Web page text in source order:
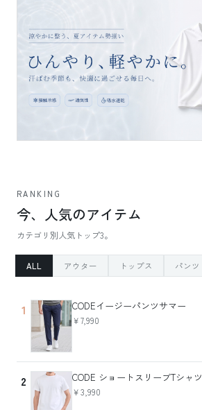
RANKING
今、人気のアイテム
カテゴリ別人気トップ3。
ALL アウター トップス パンツ
1 CODEイージーパンツサマー
￥7,990
2 CODE ショートスリーブTシャツ
￥3,990